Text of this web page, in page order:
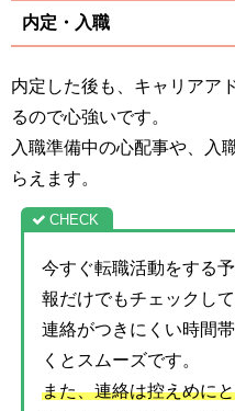
内定・入職
内定した後も、キャリアア
るので心強いです。
入職準備中の心配事や、入
らえます。
今すぐ転職活動をする
報だけでもチェックし
連絡がつきにくい時間
くとスムーズです。
また、連絡は控えめに